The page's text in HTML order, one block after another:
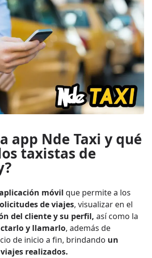
app Nde Taxi y qué
taxistas de
móvil que permite a los
de viajes, visualizar en el
del cliente y su perfil, así como la
y llamarlo, además de
de inicio a fin, brindando un
realizados.